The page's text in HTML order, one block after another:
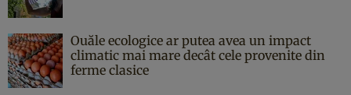
Ouăle ecologice ar putea avea un impact
climatic mai mare decât cele provenite din
ferme clasice